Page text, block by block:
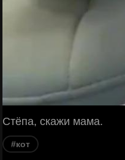
Стёпа, скажи мама.
#кот